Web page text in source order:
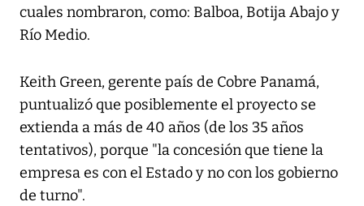
cuales nombraron, como: Balboa, Botija Abajo y
Río Medio.
Keith Green, gerente país de Cobre Panamá,
puntualizó que posiblemente el proyecto se
extienda a más de 40 años (de los 35 años
tentativos), porque "la concesión que tiene la
empresa es con el Estado y no con los gobierno
de turno".